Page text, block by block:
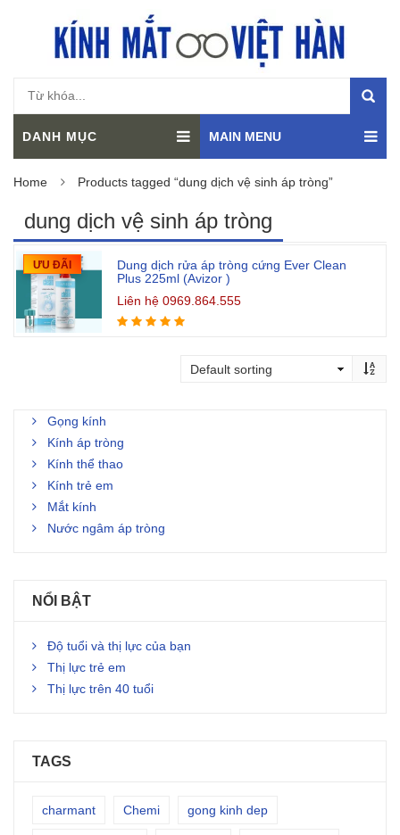
DANH MỤC MAIN MENU
Home Products tagged “dung dịch vệ sinh áp tròng”
dung dịch vệ sinh áp tròng
ƯU ĐÃI
Dung dịch rửa áp tròng cứng Ever Clean
Plus 225ml (Avizor )
Liên hệ 0969.864.555
Gọng kính
Kính áp tròng
Kính thể thao
Kính trẻ em
Mắt kính
Nước ngâm áp tròng
NỔI BẬT
Độ tuổi và thị lực của bạn
Thị lực trẻ em
Thị lực trên 40 tuổi
TAGS
charmant Chemi gong kinh dep